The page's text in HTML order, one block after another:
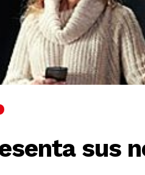
noticia
sus